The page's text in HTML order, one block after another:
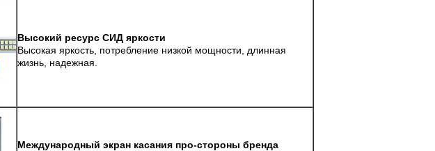
Высокий ресурс СИД яркости
Высокая яркость, потребление низкой мощности, длинная
жизнь, надежная.
Международный экран касания про-стороны бренда